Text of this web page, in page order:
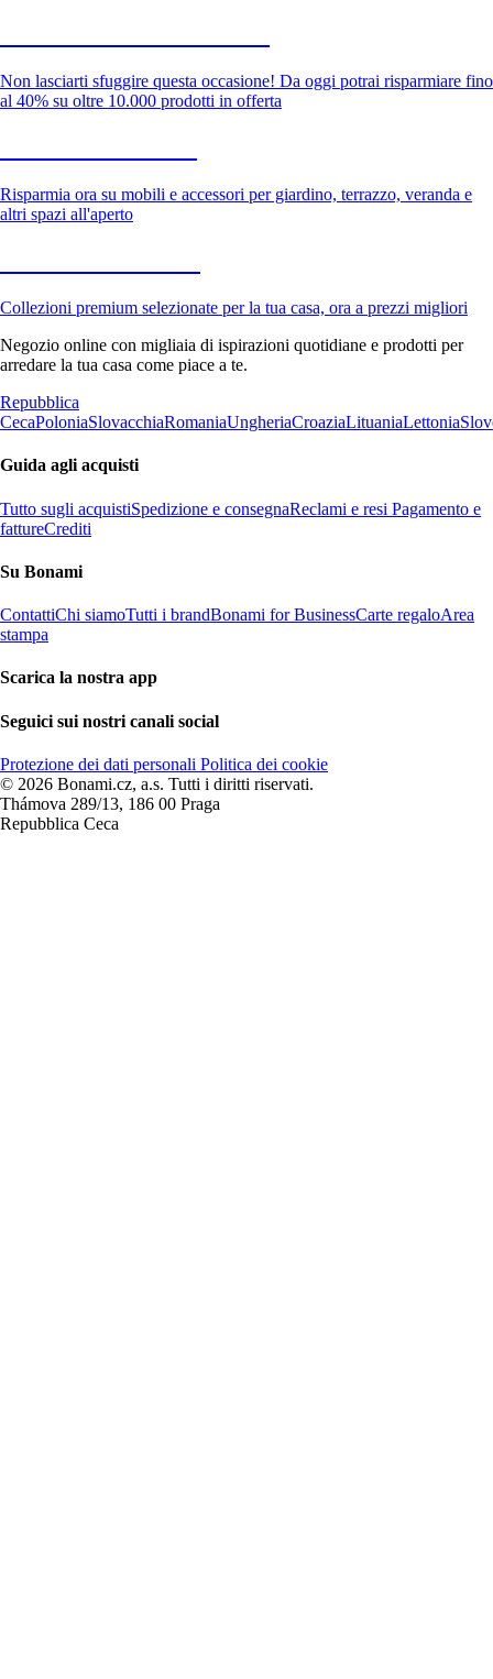
Non lasciarti sfuggire questa occasione! Da oggi potrai risparmiare fino
al 40% su oltre 10.000 prodotti in offerta
Risparmia ora su mobili e accessori per giardino, terrazzo, veranda e
altri spazi all'aperto
Collezioni premium selezionate per la tua casa, ora a prezzi migliori
Negozio online con migliaia di ispirazioni quotidiane e prodotti per
arredare la tua casa come piace a te.
Repubblica
CecaPoloniaSlovacchiaRomaniaUngheriaCroaziaLituaniaLettonia
Guida agli acquisti
Tutto sugli acquistiSpedizione e consegnaReclami e resi Pagamento e
fattureCrediti
Su Bonami
ContattiChi siamoTutti i brandBonami for BusinessCarte regaloArea
stampa
Scarica la nostra app
Seguici sui nostri canali social
Protezione dei dati personali Politica dei cookie
© 2026 Bonami.cz, a.s. Tutti i diritti riservati.
Thámova 289/13, 186 00 Praga
Repubblica Ceca